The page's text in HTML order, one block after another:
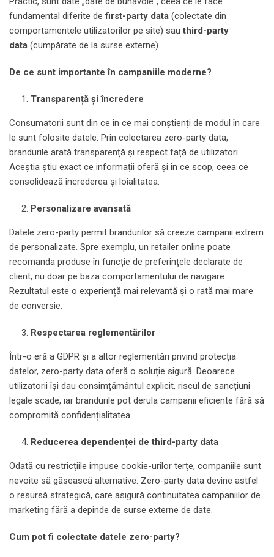
fundamental diferite defirst-party data (colectate din
comportamentele utilizatorilor pe site) sauthird-party
data (cumpărate de la surse externe).
De ce sunt importante în campaniile moderne?
Transparență și încredere
Consumatorii sunt din ce în ce mai conștienți de modul în care
le sunt folosite datele. Prin colectarea zero-party data,
brandurile arată transparență și respect față de utilizatori.
Aceștia știu exact ce informații oferă și în ce scop, ceea ce
consolidează încrederea și loialitatea.
Personalizare avansată
Datele zero-party permit brandurilor să creeze campanii extrem
de personalizate. Spre exemplu, un retailer online poate
recomanda produse în funcție de preferințele declarate de
client, nu doar pe baza comportamentului de navigare.
Rezultatul este o experiență mai relevantă și o rată mai mare
de conversie.
Respectarea reglementărilor
Într-o eră a GDPR și a altor reglementări privind protecția
datelor, zero-party data oferă o soluție sigură. Deoarece
utilizatorii își dau consimțământul explicit, riscul de sancțiuni
legale scade, iar brandurile pot derula campanii eficiente fără să
compromită confidențialitatea.
Reducerea dependenței de third-party data
Odată cu restricțiile impuse cookie-urilor terțe, companiile sunt
nevoite să găsească alternative. Zero-party data devine astfel
o resursă strategică, care asigură continuitatea campaniilor de
marketing fără a depinde de surse externe de date.
Cum pot fi colectate datele zero-party?